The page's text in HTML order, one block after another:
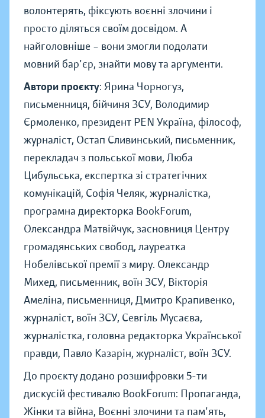
волонтерять, фіксують воєнні злочини і
просто діляться своїм досвідом. А
найголовніше – вони змогли подолати
мовний бар'єр, знайти мову та аргументи.
Автори проєкту: Ярина Чорногуз,
письменниця, бійчиня ЗСУ, Володимир
Єрмоленко, президент PEN Україна, філософ,
журналіст, Остап Сливинський, письменник,
перекладач з польської мови, Люба
Цибульська, експертка зі стратегічних
комунікацій, Софія Челяк, журналістка,
програмна директорка BookForum,
Олександра Матвійчук, засновниця Центру
громадянських свобод, лауреатка
Нобелівської премії з миру. Олександр
Михед, письменник, воїн ЗСУ, Вікторія
Амеліна, письменниця, Дмитро Крапивенко,
журналіст, воїн ЗСУ, Севгіль Мусаєва,
журналістка, головна редакторка Української
правди, Павло Казарін, журналіст, воїн ЗСУ.
До проєкту додано розшифровки 5-ти
дискусій фестивалю BookForum: Пропаганда,
Жінки та війна, Воєнні злочини та пам'ять,